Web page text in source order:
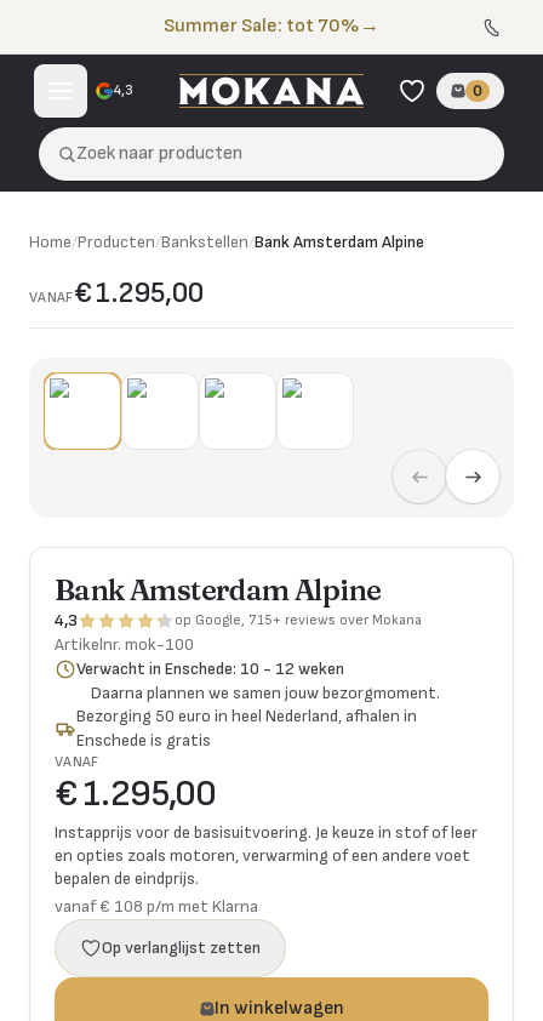
Summer Sale: tot 70% →
4,3 0
Zoek naar producten
Home/Producten/Bankstellen/Bank Amsterdam Alpine
VANAF€ 1.295,00
Bank Amsterdam Alpine
4,3 op Google, 715+ reviews over Mokana
Artikelnr. mok-100
Verwacht in Enschede: 10 - 12 weken
Daarna plannen we samen jouw bezorgmoment.
Bezorging 50 euro in heel Nederland, afhalen in
Enschede is gratis
VANAF
€ 1.295,00
Instapprijs voor de basisuitvoering. Je keuze in stof of leer
en opties zoals motoren, verwarming of een andere voet
bepalen de eindprijs.
vanaf € 108 p/m met Klarna
Op verlanglijst zetten
In winkelwagen